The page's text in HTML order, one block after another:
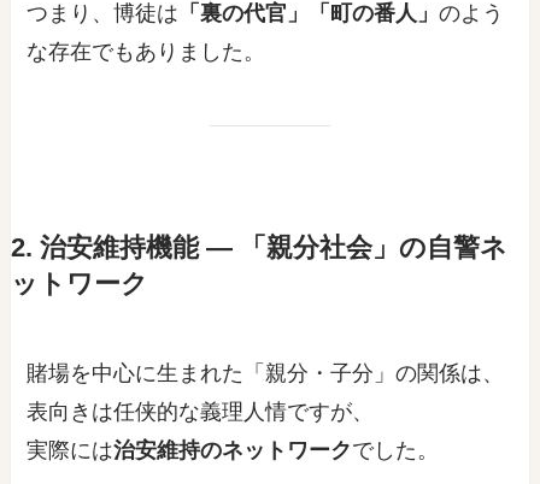
つまり、博徒は 「裏の代官」「町の番人」のよう
な存在でもありました。
2. 治安維持機能 ― 「親分社会」の自警ネ
ットワーク
賭場を中心に生まれた「親分・子分」の関係は、
表向きは任侠的な義理人情ですが、
実際には治安維持のネットワークでした。